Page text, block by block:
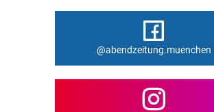
@abendzeitung.muenchen